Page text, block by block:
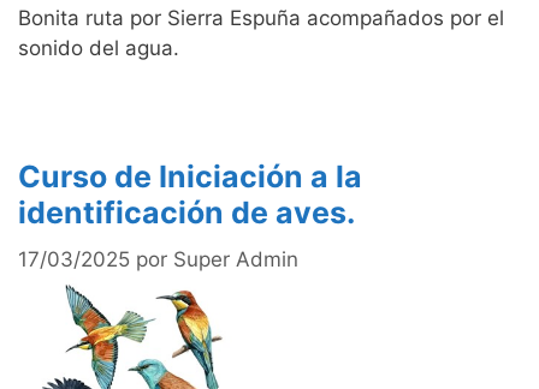
Bonita ruta por Sierra Espuña acompañados por el
sonido del agua.
Curso de Iniciación a la
identificación de aves.
17/03/2025 por Super Admin